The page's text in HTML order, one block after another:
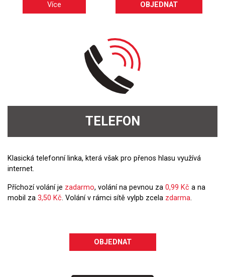
Více OBJEDNAT
TELEFON
Klasická telefonní linka, která však pro přenos hlasu využívá
internet.
Příchozí volání je zadarmo, volání na pevnou za 0,99 Kč a na
mobil za 3,50 Kč. Volání v rámci sítě vylpb zcela zdarma.
OBJEDNAT